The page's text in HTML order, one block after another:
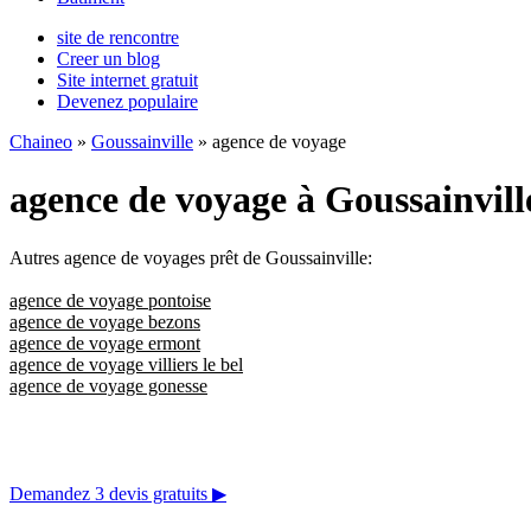
site de rencontre
Creer un blog
Site internet gratuit
Devenez populaire
Chaineo » Goussainville » agence de voyage
agence de voyage à
Autres agence de voyages prêt de Goussainville:
agence de voyage pontoise
agence de voyage bezons
agence de voyage ermont
agence de voyage villiers le bel
agence de voyage gonesse
Demandez 3 devis gratuits ▶